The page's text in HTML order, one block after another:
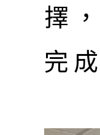
擇
完